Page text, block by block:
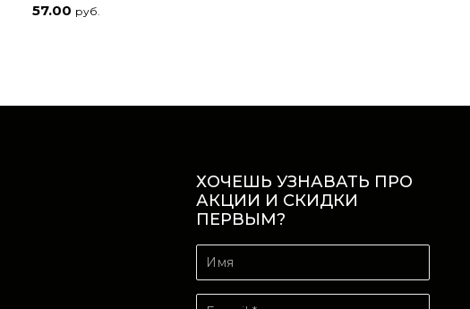
57.00 руб.
ХОЧЕШЬ УЗНАВАТЬ ПРО
АКЦИИ И СКИДКИ
ПЕРВЫМ?